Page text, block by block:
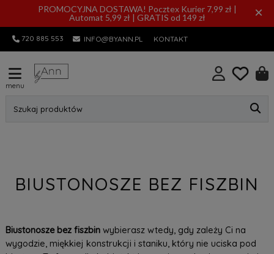
PROMOCYJNA DOSTAWA! Pocztex Kurier 7,99 zł |
Automat 5,99 zł | GRATIS od 149 zł
×
720 885 553 INFO@BYANN.PL KONTAKT
menu
Szukaj produktów
BIUSTONOSZE BEZ FISZBIN
Biustonosze bez fiszbinwybierasz wtedy, gdy zależy Ci na
wygodzie, miękkiej konstrukcji i staniku, który nie uciska pod